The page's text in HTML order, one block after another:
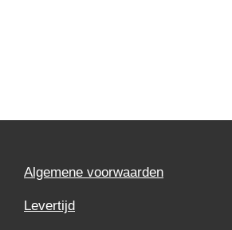
Algemene voorwaarden
Levertijd